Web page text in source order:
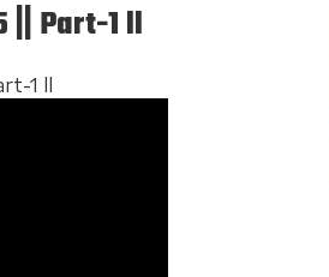
Part-1 ll
1 ll